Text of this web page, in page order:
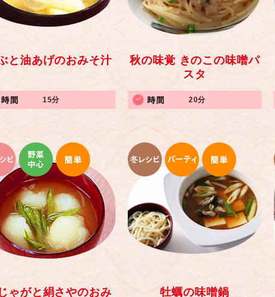
と油あげのおみそ汁
15分
秋の味覚 きのこの味噌パ
スタ
20分
ゃがと絹さやのおみ 牡蠣の味噌鍋